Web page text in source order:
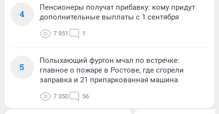
4
Пенсионеры получат прибавку: кому придут
дополнительные выплаты с 1 сентября
7 951 1
5
Полыхающий фургон мчал по встречке:
главное о пожаре в Ростове, где сгорели
заправка и 21 припаркованная машина
7 350 56